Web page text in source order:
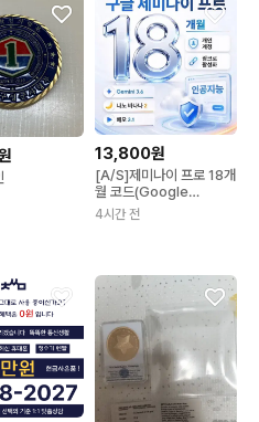
13,800원
[A/S]제미나이 프로 18개
월 코드(Google
Gemini Pro)
4시간 전